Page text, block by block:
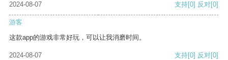
2024-08-07
支持[0] 反对[0]
游客
这款app的游戏非常好玩，可以让我消磨时间。
2024-08-07 支持[0] 反对[0]